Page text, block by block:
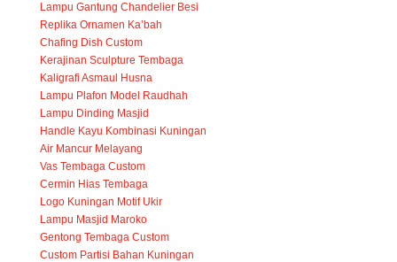
Lampu Gantung Chandelier Besi
Replika Ornamen Ka’bah
Chafing Dish Custom
Kerajinan Sculpture Tembaga
Kaligrafi Asmaul Husna
Lampu Plafon Model Raudhah
Lampu Dinding Masjid
Handle Kayu Kombinasi Kuningan
Air Mancur Melayang
Vas Tembaga Custom
Cermin Hias Tembaga
Logo Kuningan Motif Ukir
Lampu Masjid Maroko
Gentong Tembaga Custom
Custom Partisi Bahan Kuningan